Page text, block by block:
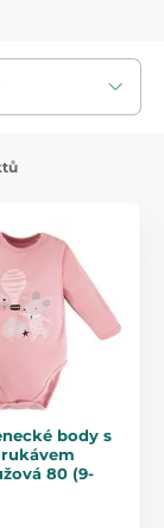
proužky.
neustále
body s
80 (9-